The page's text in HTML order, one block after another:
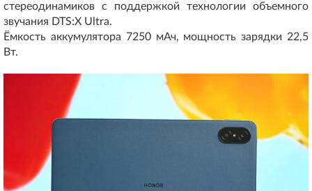
стереодинамиков с поддержкой технологии объемного
звучания DTS:X Ultra.
Ёмкость аккумулятора 7250 мАч, мощность зарядки 22,5
Вт.